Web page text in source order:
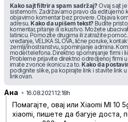
Kako sajt filtrira spam sadržaj? Ovaj sajt
sistemom. Zadržavamo pravo da editujemo
objavimo komentar bez provere. Objava
adresu. Kako da upišem tekst? Budite
komentar, pitanje ili iskustvo. Možete
latinicu. Pomozite drugima ili zatražite
vređanje, VELIKA SLOVA, lične poruke,
zemlji/inostranstvu, spominjanje admina.
model telefona. Direktno spominjanje firmi i
Probleme prijavite direktno odredjenoj firmi
imate zvonce ikonicu za to. Kako da
podignite slike, pa kopirajte link i stavite link
linkovan.
Ана • 16.08.2021 12:18h
Помагајте, овај или Xiaomi MI 10
xiaomi, пишете да багује доста,